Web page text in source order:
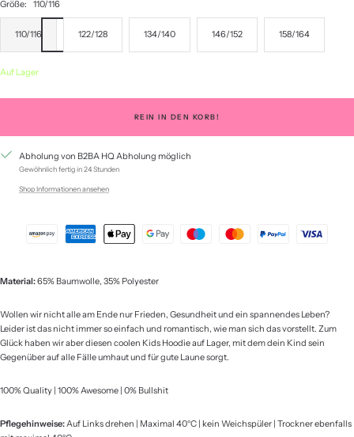
Größe: 110/116
110/116 122/128 134/140 146/152 158/164
Auf Lager
REIN IN DEN KORB!
Abholung von B2BA HQ Abholung möglich
Gewöhnlich fertig in 24 Stunden
Shop Informationen ansehen
Material:65% Baumwolle, 35% Polyester
Wollen wir nicht alle am Ende nur Frieden, Gesundheit und ein spannendes Leben?
Leider ist das nicht immer so einfach und romantisch, wie man sich das vorstellt. Zum
Glück haben wir aber diesen coolen Kids Hoodie auf Lager, mit dem dein Kind sein
Gegenüber auf alle Fälle umhaut und für gute Laune sorgt.
100% Quality | 100% Awesome | 0% Bullshit
Pflegehinweise: Auf Links drehen | Maximal 40°C | kein Weichspüler | Trockner ebenfalls